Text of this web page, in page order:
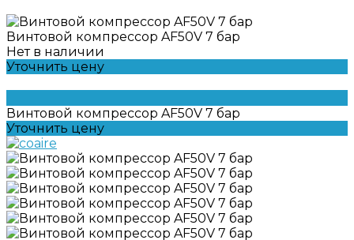
Винтовой компрессор AF50V 7 бар
Нет в наличии
Уточнить цену
Винтовой компрессор AF50V 7 бар
Уточнить цену